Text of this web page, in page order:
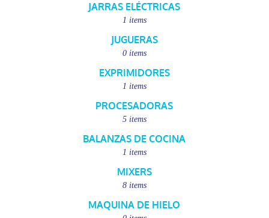
JARRAS ELÉCTRICAS
1 items
JUGUERAS
0 items
EXPRIMIDORES
1 items
PROCESADORAS
5 items
BALANZAS DE COCINA
1 items
MIXERS
8 items
MAQUINA DE HIELO